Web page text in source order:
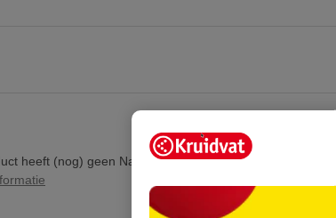
voor meer comfort
CE 1639 volgens 93/42/EEC voor anticonceptie of
Elk ander niet-medisch gebruik werd niet
heeft (nog) geen Nature Impact Score.